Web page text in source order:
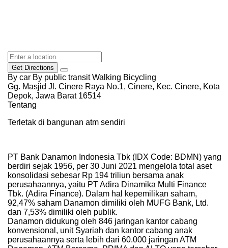
Get Directions
By car By public transit Walking Bicycling
Gg. Masjid Jl. Cinere Raya No.1, Cinere, Kec. Cinere, Kota
Depok, Jawa Barat 16514
Tentang
Terletak di bangunan atm sendiri
PT Bank Danamon Indonesia Tbk (IDX Code: BDMN) yang
berdiri sejak 1956, per 30 Juni 2021 mengelola total aset
konsolidasi sebesar Rp 194 triliun bersama anak
perusahaannya, yaitu PT Adira Dinamika Multi Finance
Tbk. (Adira Finance). Dalam hal kepemilikan saham,
92,47% saham Danamon dimiliki oleh MUFG Bank, Ltd.
dan 7,53% dimiliki oleh publik.
Danamon didukung oleh 846 jaringan kantor cabang
konvensional, unit Syariah dan kantor cabang anak
perusahaannya serta lebih dari 60.000 jaringan ATM